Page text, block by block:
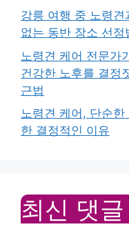
강릉 여행 중 노령
없는 동반 장소 선정
노령견 케어 전문가
건강한 노후를 결정
근법
노령견 케어, 단순한
한 결정적인 이유
최신 댓글